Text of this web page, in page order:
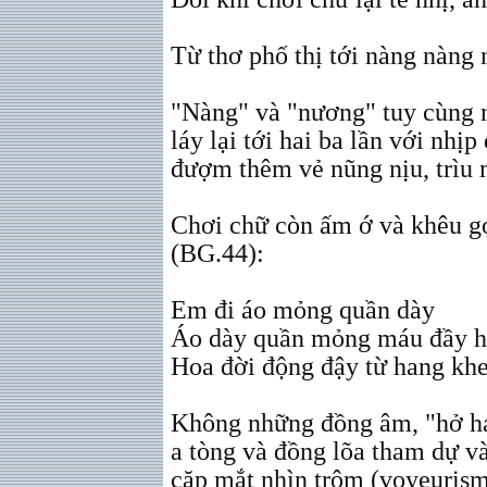
Từ thơ phố thị tới nàng nàng
"Nàng" và "nương" tuy cùng
láy lại tới hai ba lần với nhịp
đượm thêm vẻ nũng nịu, trìu
Chơi chữ còn ấm ớ và khêu
(BG.44):
Em đi áo mỏng quần dày
Áo dày quần mỏng máu đầy
Hoa đời động đậy từ hang
Không những đồng âm, "hở
a tòng và đồng lõa tham dự
cặp mắt nhìn trộm